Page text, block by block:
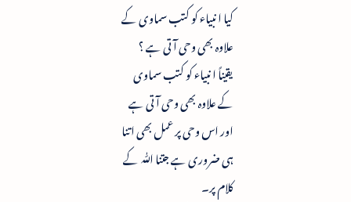
کیا انبیاء کو کتب سماوی کے
علاوہ بھی وحی آتی ہے ؟
یقیناً انبیاء کو کتب سماوی
کے علاوہ بھی وحی آتی ہے
اور اس وحی پر عمل بھی اتنا
ہی ضروری ہے جتنا ﷲ کے
کلام پر۔